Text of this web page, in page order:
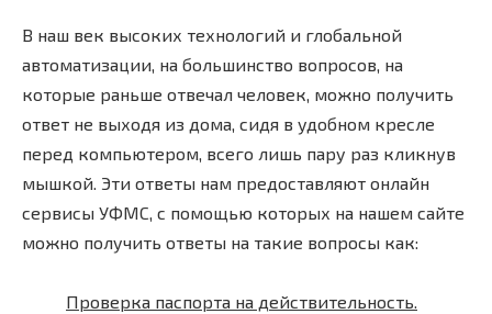
В наш век высоких технологий и глобальной
автоматизации, на большинство вопросов, на
которые раньше отвечал человек, можно получить
ответ не выходя из дома, сидя в удобном кресле
перед компьютером, всего лишь пару раз кликнув
мышкой. Эти ответы нам предоставляют онлайн
сервисы УФМС, с помощью которых на нашем сайте
можно получить ответы на такие вопросы как:
Проверка паспорта на действительность.